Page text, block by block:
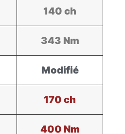
140 ch
343 Nm
Modifié
170 ch
400 Nm